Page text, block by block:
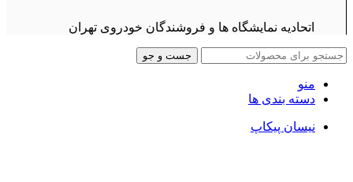
اتحادیه نمایشگاه ها و فروشندگان خودروی تهران
جست و جو
منو
دسته بندی ها
نیسان پیکاپ